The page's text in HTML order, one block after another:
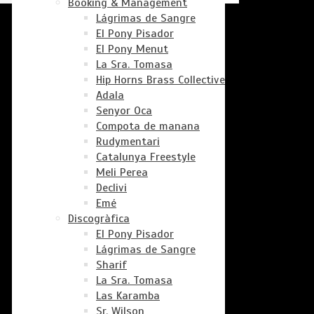
Booking & Management
Lágrimas de Sangre
El Pony Pisador
El Pony Menut
La Sra. Tomasa
Hip Horns Brass Collective
Adala
Senyor Oca
Compota de manana
Rudymentari
Catalunya Freestyle
Meli Perea
Declivi
Emé
Discogràfica
El Pony Pisador
Lágrimas de Sangre
Sharif
La Sra. Tomasa
Las Karamba
Sr. Wilson